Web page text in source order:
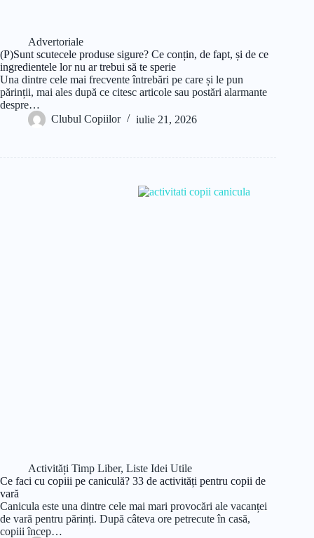
Advertoriale
(P)Sunt scutecele produse sigure? Ce conțin, de fapt, și de ce
ingredientele lor nu ar trebui să te sperie
Una dintre cele mai frecvente întrebări pe care și le pun
părinții, mai ales după ce citesc articole sau postări alarmante
despre…
Clubul Copiilor
iulie 21, 2026
Activități Timp Liber, Liste Idei Utile
Ce faci cu copiii pe caniculă? 33 de activități pentru copii de
vară
Canicula este una dintre cele mai mari provocări ale vacanței
de vară pentru părinți. După câteva ore petrecute în casă,
copiii încep…